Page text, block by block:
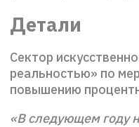
Детали
Сектор
реальностью» по
повышению
«В следующем году